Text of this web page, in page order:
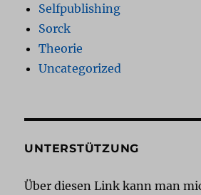
Selfpublishing
Sorck
Theorie
Uncategorized
UNTERSTÜTZUNG
Über diesen Link kann man